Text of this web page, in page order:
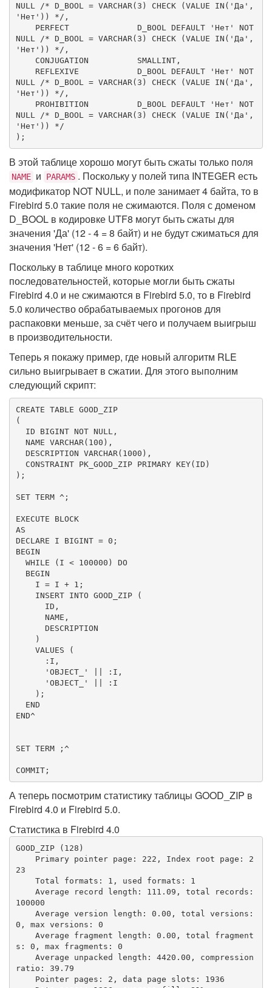
NULL
/* D_BOOL = VARCHAR(3) CHECK (VALUE IN('Да',
'Нет')) */ ,
    PERFECT              D_BOOL
DEFAULT ' Нет '
NOT
NULL
/* D_BOOL = VARCHAR(3) CHECK (VALUE IN('Да',
'Нет')) */ ,
    CONJUGATION
SMALLINT,
    REFLEXIVE            D_BOOL
DEFAULT ' Нет '
NOT
NULL
/* D_BOOL = VARCHAR(3) CHECK (VALUE IN('Да',
'Нет')) */ ,
    PROHIBITION          D_BOOL
DEFAULT ' Нет '
NOT
NULL
/* D_BOOL = VARCHAR(3) CHECK (VALUE IN('Да',
'Нет')) */
);
В этой таблице хорошо могут быть сжаты только поля
NAME и PARAMS . Поскольку у полей типа INTEGER есть
модификатор NOT NULL, и поле занимает 4 байта, то в
Firebird 5.0 такие поля не сжимаются. Поля с доменом
D_BOOL в кодировке UTF8 могут быть сжаты для
значения 'Да' (12 - 4 = 8 байт) и не будут сжиматься для
значения 'Нет' (12 - 6 = 6 байт).
Поскольку в таблице много коротких
последовательностей, которые могли быть сжаты
Firebird 4.0 и не сжимаются в Firebird 5.0, то в Firebird
5.0 количество обрабатываемых прогонов для
распаковки меньше, за счёт чего и получаем выигрыш
в производительности.
Теперь я покажу пример, где новый алгоритм RLE
сильно выигрывает в сжатии. Для этого выполним
следующий скрипт:
CREATE TABLE GOOD_ZIP
(
  ID
BIGINT NOT NULL ,
  NAME
VARCHAR ( 100 ),
  DESCRIPTION
VARCHAR ( 1000 ),
CONSTRAINT PK_GOOD_ZIP PRIMARY KEY(ID)
);
SET TERM ^;
EXECUTE BLOCK
AS
DECLARE I BIGINT = 0
BEGIN
  WHILE (I <
100000 ) DO
BEGIN
    I = I +
1 ;
INSERT
INTO GOOD_ZIP (
VALUES (
' OBJECT_ '
|| :I,
' OBJECT_ '
|| :I
END
END^
SET TERM ;^
COMMIT;
А теперь посмотрим статистику таблицы GOOD_ZIP в
Firebird 4.0 и Firebird 5.0.
Статистика в Firebird 4.0
GOOD_ZIP (128)
23
100000
0, max versions: 0
s: 0, max fragments: 0
ratio: 39.79